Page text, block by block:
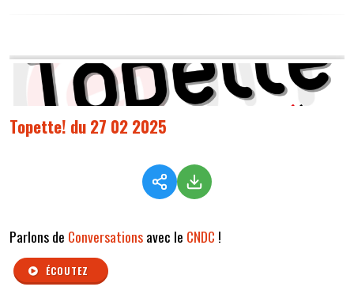
Topette! du 27 02 2025
Parlons de Conversationsavec le CNDC !
ÉCOUTEZ